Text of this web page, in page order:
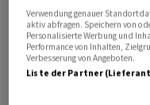
sollten durchgeführt
Aufgerufen sind die
Kontrollstellen von elf
Verwendung genauer
aktiv abfragen. Speichern von
Personalisierte Werbung und
Performance von Inhalten,
Verbesserung von Angeboten.
Liste der Partner